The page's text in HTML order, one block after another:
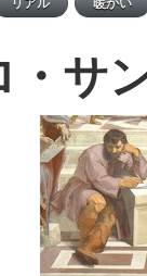
・サ